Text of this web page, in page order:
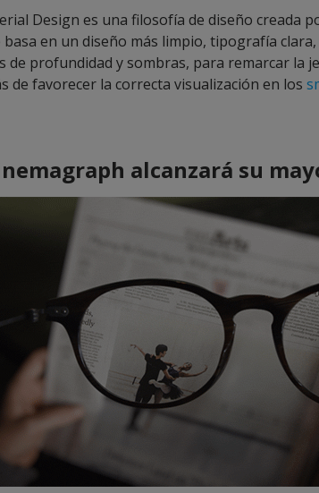
Design es una filosofía de diseño creada
basa en un diseño más limpio, tipografía
de profundidad y sombras, para remarcar la
de favorecer la correcta visualización en los
alcanzará su